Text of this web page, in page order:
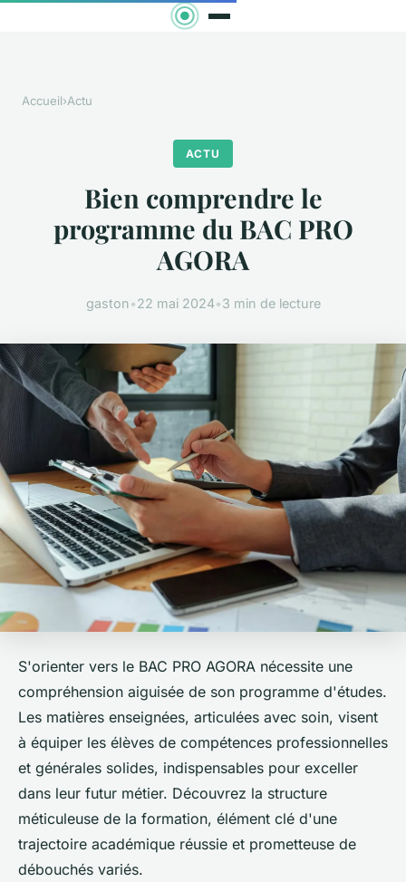
Accueil›Actu
ACTU
Bien comprendre le
programme du BAC PRO
AGORA
gaston•22 mai 2024•3 min de lecture
S'orienter vers le BAC PRO AGORA nécessite une
compréhension aiguisée de son programme d'études.
Les matières enseignées, articulées avec soin, visent
à équiper les élèves de compétences professionnelles
et générales solides, indispensables pour exceller
dans leur futur métier. Découvrez la structure
méticuleuse de la formation, élément clé d'une
trajectoire académique réussie et prometteuse de
débouchés variés.